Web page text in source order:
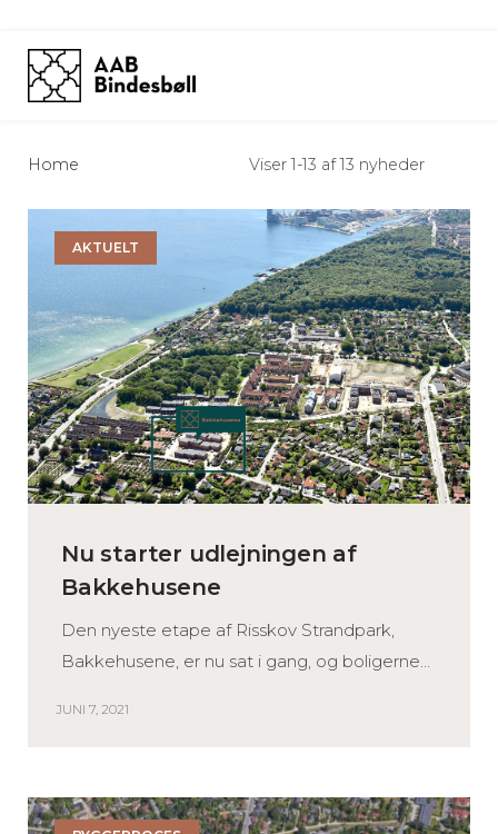
Skip
content
Home Viser 1-13 af 13 nyheder
AKTUELT
Nu starter udlejningen af
Bakkehusene
Den nyeste etape af Risskov Strandpark,
Bakkehusene, er nu sat i gang, og boligerne...
JUNI 7, 2021